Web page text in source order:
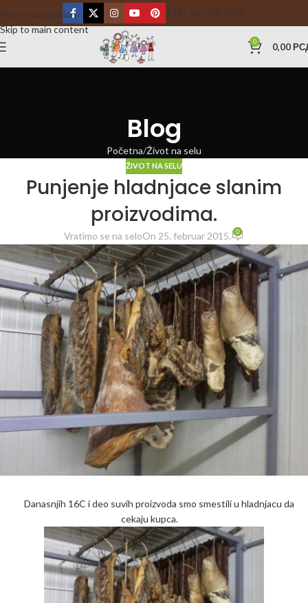
Skip to navigation
Skip to main content
+381 64/100 5758
0 0,00
Blog
Početna Život na selu
ŽIVOT NA SELU
Punjenje hladnjace slanim
proizvodima.
Vratimo se na seloOn 25. februar 2015. 0
Danasnjih 16C i deo suvih proizvoda smo smestili u hladnjacu da
cekaju kupca.